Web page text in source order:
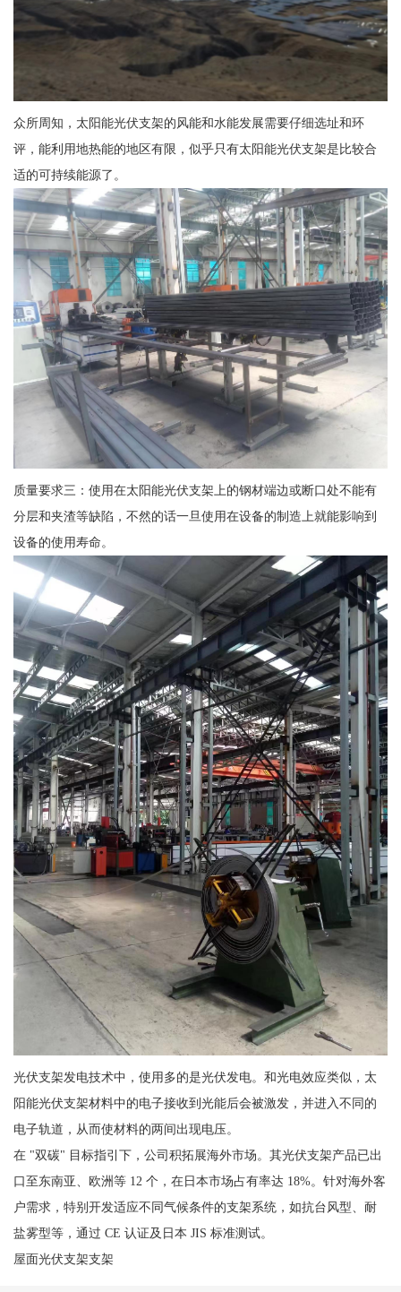
众所周知，太阳能光伏支架的风能和水能发展需要仔细选址和环
评，能利用地热能的地区有限，似乎只有太阳能光伏支架是比较合
适的可持续能源了。
质量要求三：使用在太阳能光伏支架上的钢材端边或断口处不能有
分层和夹渣等缺陷，不然的话一旦使用在设备的制造上就能影响到
设备的使用寿命。
光伏支架发电技术中，使用多的是光伏发电。和光电效应类似，太
阳能光伏支架材料中的电子接收到光能后会被激发，并进入不同的
电子轨道，从而使材料的两间出现电压。
在 "双碳" 目标指引下，公司积拓展海外市场。其光伏支架产品已出
口至东南亚、欧洲等 12 个，在日本市场占有率达 18%。针对海外客
户需求，特别开发适应不同气候条件的支架系统，如抗台风型、耐
盐雾型等，通过 CE 认证及日本 JIS 标准测试。
屋面光伏支架支架